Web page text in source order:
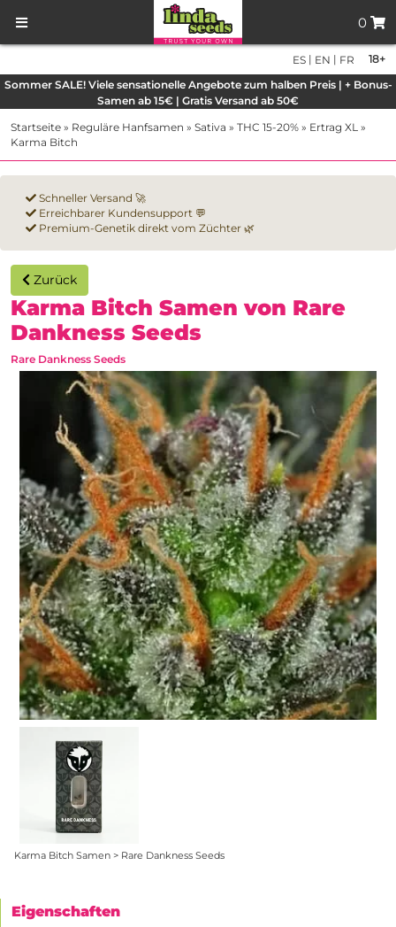
0
18+
ES | EN | FR
Sommer SALE! Viele sensationelle Angebote zum halben Preis | + Bonus-
Samen ab 15€ | Gratis Versand ab 50€
Startseite » Reguläre Hanfsamen » Sativa » THC 15-20% » Ertrag XL »
Karma Bitch
Schneller Versand 🚀
Erreichbarer Kundensupport 💬
Premium-Genetik direkt vom Züchter 🌿
Zurück
Karma Bitch Samen von Rare
Dankness Seeds
Rare Dankness Seeds
Karma Bitch Samen > Rare Dankness Seeds
Eigenschaften